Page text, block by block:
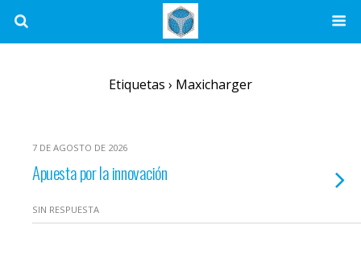
Etiquetas › Maxicharger
7 DE AGOSTO DE 2026
Apuesta por la innovación
SIN RESPUESTA